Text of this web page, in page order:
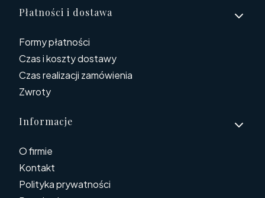
Płatności i dostawa
Formy płatności
Czas i koszty dostawy
Czas realizacji zamówienia
Zwroty
Informacje
O firmie
Kontakt
Polityka prywatności